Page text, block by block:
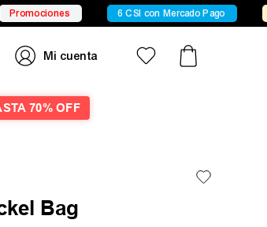
6 CSI con Mercado Pago 15% OFF
70% OFF
Bag